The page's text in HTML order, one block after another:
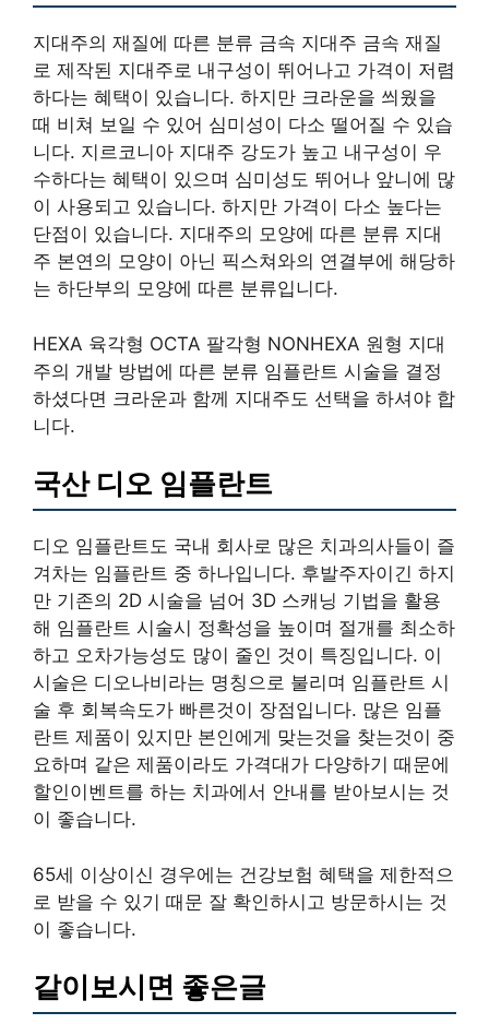
지대주의 재질에 따른 분류 금속 지대주 금속 재질
로 제작된 지대주로 내구성이 뛰어나고 가격이 저렴
하다는 혜택이 있습니다. 하지만 크라운을 씌웠을
때 비쳐 보일 수 있어 심미성이 다소 떨어질 수 있습
니다. 지르코니아 지대주 강도가 높고 내구성이 우
수하다는 혜택이 있으며 심미성도 뛰어나 앞니에 많
이 사용되고 있습니다. 하지만 가격이 다소 높다는
단점이 있습니다. 지대주의 모양에 따른 분류 지대
주 본연의 모양이 아닌 픽스쳐와의 연결부에 해당하
는 하단부의 모양에 따른 분류입니다.
HEXA 육각형 OCTA 팔각형 NONHEXA 원형 지대
주의 개발 방법에 따른 분류 임플란트 시술을 결정
하셨다면 크라운과 함께 지대주도 선택을 하셔야 합
니다.
국산 디오 임플란트
디오 임플란트도 국내 회사로 많은 치과의사들이 즐
겨차는 임플란트 중 하나입니다. 후발주자이긴 하지
만 기존의 2D 시술을 넘어 3D 스캐닝 기법을 활용
해 임플란트 시술시 정확성을 높이며 절개를 최소하
하고 오차가능성도 많이 줄인 것이 특징입니다. 이
시술은 디오나비라는 명칭으로 불리며 임플란트 시
술 후 회복속도가 빠른것이 장점입니다. 많은 임플
란트 제품이 있지만 본인에게 맞는것을 찾는것이 중
요하며 같은 제품이라도 가격대가 다양하기 때문에
할인이벤트를 하는 치과에서 안내를 받아보시는 것
이 좋습니다.
65세 이상이신 경우에는 건강보험 혜택을 제한적으
로 받을 수 있기 때문 잘 확인하시고 방문하시는 것
이 좋습니다.
같이보시면 좋은글